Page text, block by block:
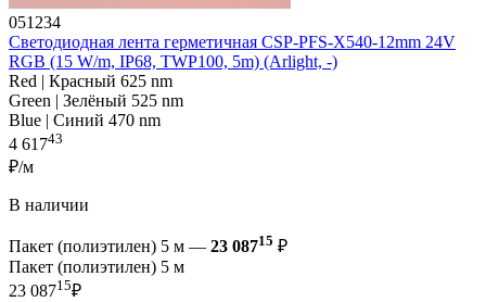
051234
Светодиодная лента герметичная CSP-PFS-X540-12mm 24V
RGB (15 W/m, IP68, TWP100, 5m) (Arlight, -)
Red | Красный 625 nm
Green | Зелёный 525 nm
Blue | Синий 470 nm
4 61743
₽/м
В наличии
Пакет (полиэтилен) 5 м — 23 08715 ₽
Пакет (полиэтилен) 5 м
23 08715₽